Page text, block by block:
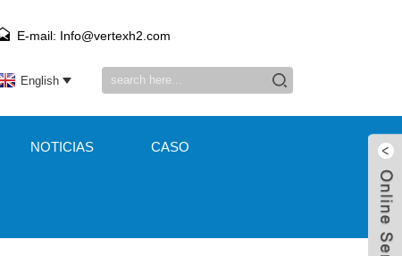
E-mail: Info@vertexh2.com
English
NOTICIAS CASO